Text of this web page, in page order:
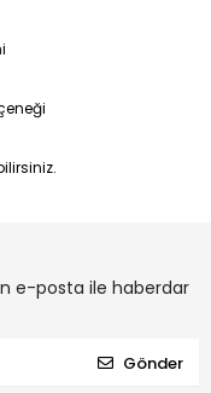
e-posta ile haberdar
Gönder